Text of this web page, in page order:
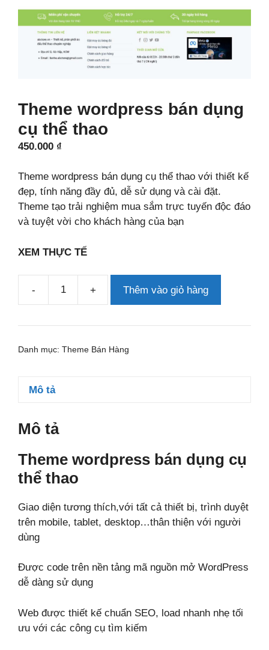
Theme wordpress bán dụng
cụ thể thao
450.000 ₫
Theme wordpress bán dụng cụ thể thao với thiết kế
đẹp, tính năng đầy đủ, dễ sử dụng và cài đặt.
Theme tạo trải nghiệm mua sắm trực tuyến độc đáo
và tuyệt vời cho khách hàng của bạn
XEM THỰC TẾ
-
Theme
bán
+ Thêm vào giỏ hàng
Danh mục: Theme Bán Hàng
Mô tả
Mô tả
Theme wordpress bán dụng cụ
thể thao
Giao diện tương thích,với tất cả thiết bị, trình duyệt
trên mobile, tablet, desktop…thân thiện với người
dùng
Được code trên nền tảng mã nguồn mở WordPress
dễ dàng sử dụng
Web được thiết kế chuẩn SEO, load nhanh nhẹ tối
ưu với các công cụ tìm kiếm